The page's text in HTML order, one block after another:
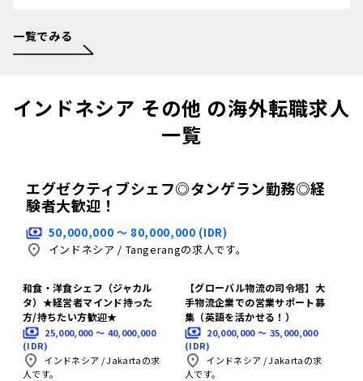
一覧でみる
インドネシア その他 の海外転職求人
一覧
エグゼクティブシェフ◎タンゲラン勤務◎経
験者大歓迎！
50,000,000 〜 80,000,000 (IDR)
インドネシア / Tangerangの求人です。
和食・洋食シェフ（ジャカル
タ）★経営者マインド持った
方/持ちたい方歓迎★
25,000,000 〜 40,000,000
(IDR)
インドネシア /Jakartaの求
人です。
【グローバル物流の司令塔】大
手物流企業での営業サポート募
集（英語を活かせる！）
20,000,000 〜 35,000,000
(IDR)
インドネシア /Jakartaの求
人です。